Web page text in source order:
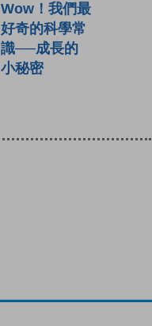
Wow！我們最
好奇的科學常
識──成長的
小秘密